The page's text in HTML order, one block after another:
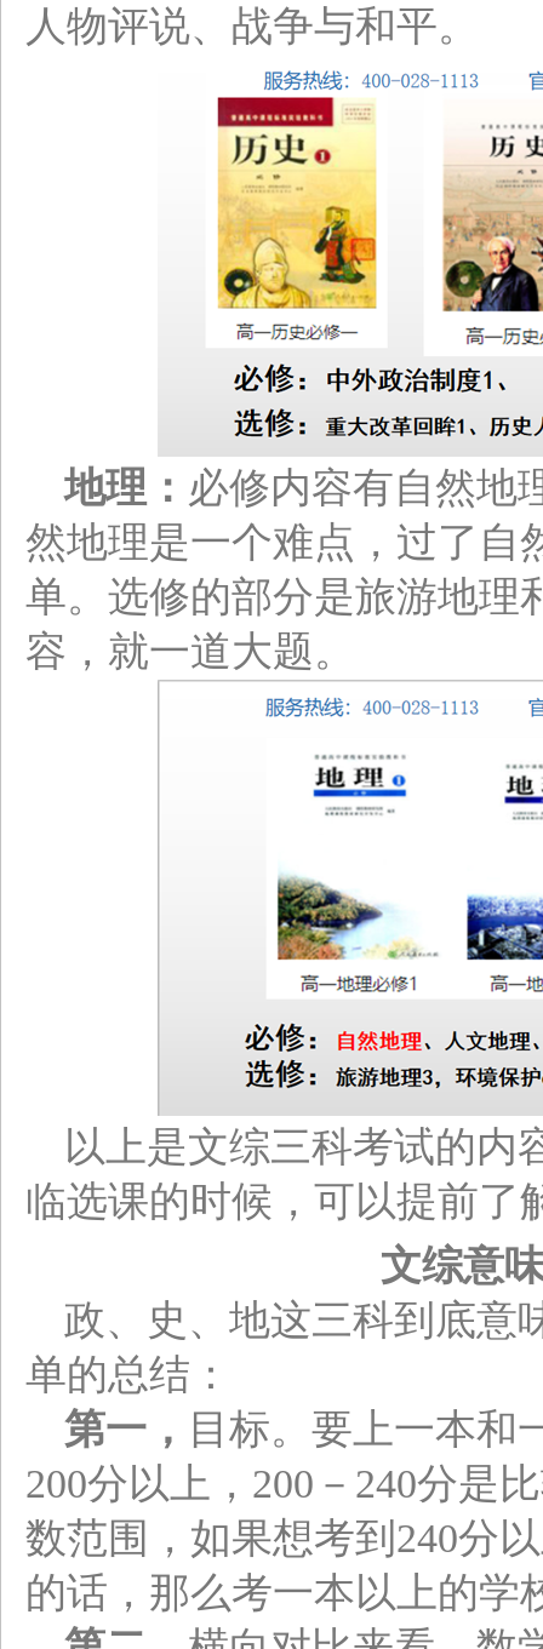
人物评说、战争与和平。
地理： 必修内容有自然地
然地理是一个难点，过了自
单。选修的部分是旅游地理
容，就一道大题。
以上是文综三科考试的内
临选课的时候，可以提前了
文综意
政、史、地这三科到底意
单的总结：
第一， 目标。要上一本和
200分以上，200－240分是
数范围，如果想考到240分
的话，那么考一本以上的学